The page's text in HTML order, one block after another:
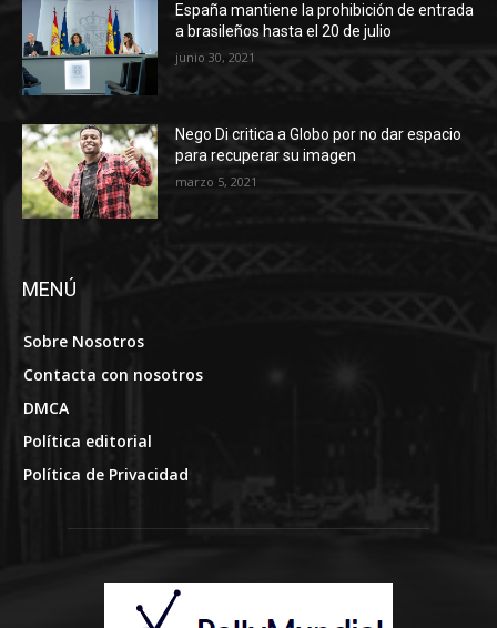
España mantiene la prohibición de entrada
a brasileños hasta el 20 de julio
junio 30, 2021
Nego Di critica a Globo por no dar espacio
para recuperar su imagen
marzo 5, 2021
MENÚ
Sobre Nosotros
Contacta con nosotros
DMCA
Política editorial
Política de Privacidad